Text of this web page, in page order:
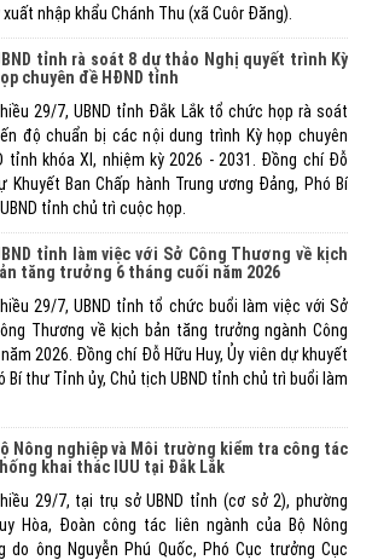
nhập khẩu Chánh Thu (xã Cuôr Đăng).
tỉnh rà soát 8 dự thảo Nghị quyết trình Kỳ
chuyên đề HĐND tỉnh
29/7, UBND tỉnh Đắk Lắk tổ chức họp rà soát
độ chuẩn bị các nội dung trình Kỳ họp chuyên
tỉnh khóa XI, nhiệm kỳ 2026 - 2031. Đồng chí Đỗ
Khuyết Ban Chấp hành Trung ương Đảng, Phó Bí
tỉnh chủ trì cuộc họp.
tỉnh làm việc với Sở Công Thương về kịch
tăng trưởng 6 tháng cuối năm 2026
29/7, UBND tỉnh tổ chức buổi làm việc với Sở
Thương về kịch bản tăng trưởng ngành Công
2026. Đồng chí Đỗ Hữu Huy, Ủy viên dự khuyết
Bí thư Tỉnh ủy, Chủ tịch UBND tỉnh chủ trì buổi làm
Nông nghiệp và Môi trường kiểm tra công tác
khai thác IUU tại Đắk Lắk
29/7, tại trụ sở UBND tỉnh (cơ sở 2), phường
Hòa, Đoàn công tác liên ngành của Bộ Nông
do ông Nguyễn Phú Quốc, Phó Cục trưởng Cục